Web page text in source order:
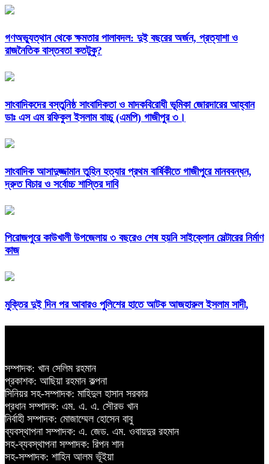
গণঅভ্যুত্থান থেকে ক্ষমতার পালাবদল: দুই বছরের অর্জন, প্রত্যাশা ও
রাজনৈতিক বাস্তবতা কতটুকু?
সাংবাদিকদের বস্তুনিষ্ঠ সাংবাদিকতা ও মাদকবিরোধী ভূমিকা জোরদারের আহ্বান
ডাঃ এস এম রফিকুল ইসলাম বাচ্চু (এমপি) গাজীপুর ৩।
সাংবাদিক আসাদুজ্জামান তুহিন হত্যার প্রথম বার্ষিকীতে গাজীপুরে মানববন্ধন,
দ্রুত বিচার ও সর্বোচ্চ শাস্তির দাবি
পিরোজপুরে কাউখালী উপজেলায় ৩ বছরেও শেষ হয়নি সাইক্লোন সেল্টারের নির্মাণ
কাজ
মুক্তির দুই দিন পর আবারও পুলিশের হাতে আটক আজহারুল ইসলাম সাদী,
সম্পাদক: খান সেলিম রহমান
প্রকাশক: আছিয়া রহমান কল্পনা
সিনিয়র সহ-সম্পাদক: মাহিদুল হাসান সরকার
প্রধান সম্পাদক: এম. এ. এ. সৌরভ খান
নির্বাহী সম্পাদক: মোজাম্মেল হোসেন বাবু
ব্যবস্থাপনা সম্পাদক: এ. জেড. এম. ওবায়দুর রহমান
সহ-ব্যবস্থাপনা সম্পাদক: রিপন শান
সহ-সম্পাদক: শাহিন আলম ভূঁইয়া